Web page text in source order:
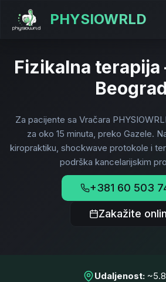
PHYSIOWRLD
Fizikalna
Beograd
Za pacijente sa Vračara
za oko 15 minuta, preko Gazele.
kiropraktiku, shockwave protokole i
podrška kancelarijskim
+381 60 503
Zakažite
Udaljenost:~5.8